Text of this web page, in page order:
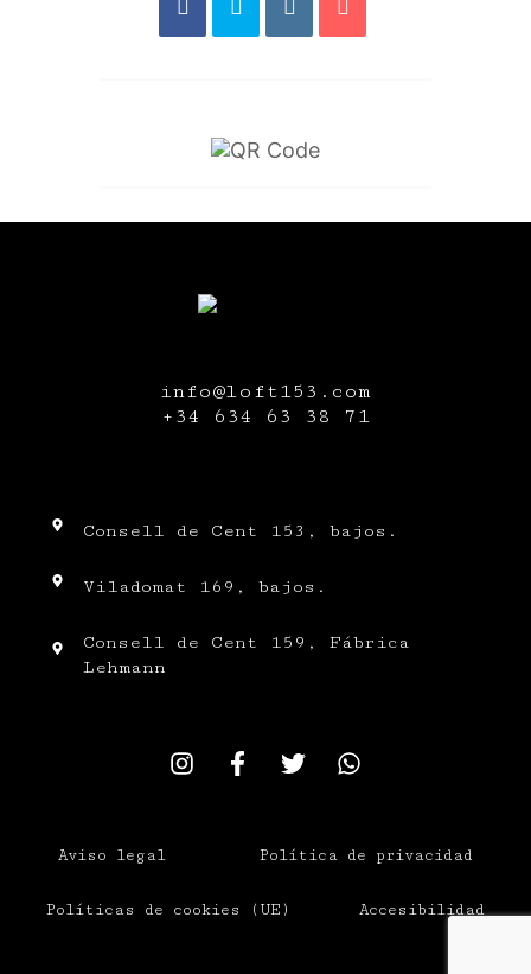
info@loft153.com
+34 634 63 38 71
Consell de Cent 153, bajos.
Viladomat 169, bajos.
Consell de Cent 159, Fábrica
Lehmann
Aviso legal Política de privacidad
Políticas de cookies (UE) Accesibilidad